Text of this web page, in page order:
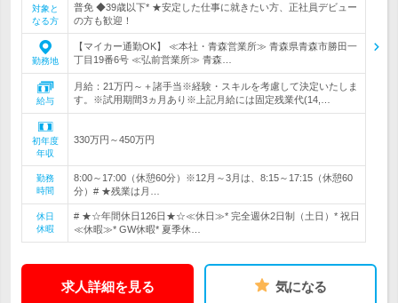
対象と
なる方
普免 ◆39歳以下* ★安定した仕事に就きたい方、正社員デビュー
の方も歓迎！
勤務地
【マイカー通勤OK】 ≪本社・青森営業所≫ 青森県青森市勝田一
丁目19番6号 ≪弘前営業所≫ 青森…
給与
月給：21万円～＋諸手当※経験・スキルを考慮して決定いたしま
す。※試用期間3ヵ月あり※上記月給には固定残業代(14,…
初年度
年収
330万円～450万円
勤務
時間
8:00～17:00（休憩60分）※12月～3月は、8:15～17:15（休憩60
分）# ★残業は月…
休日
休暇
# ★☆年間休日126日★☆≪休日≫* 完全週休2日制（土日）* 祝日
≪休暇≫* GW休暇* 夏季休…
求人詳細を見る 気になる